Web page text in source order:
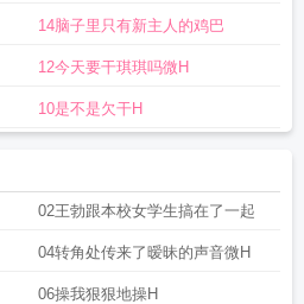
14脑子里只有新主人的鸡巴
12今天要干琪琪吗微H
10是不是欠干H
02王勃跟本校女学生搞在了一起
04转角处传来了暧昧的声音微H
06操我狠狠地操H